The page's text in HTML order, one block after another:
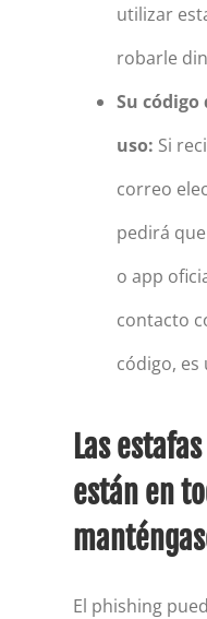
utilizar
robarle
Su código
uso: Si
correo
pedirá
o app
contacto
código, es
Las
están en
El phishing